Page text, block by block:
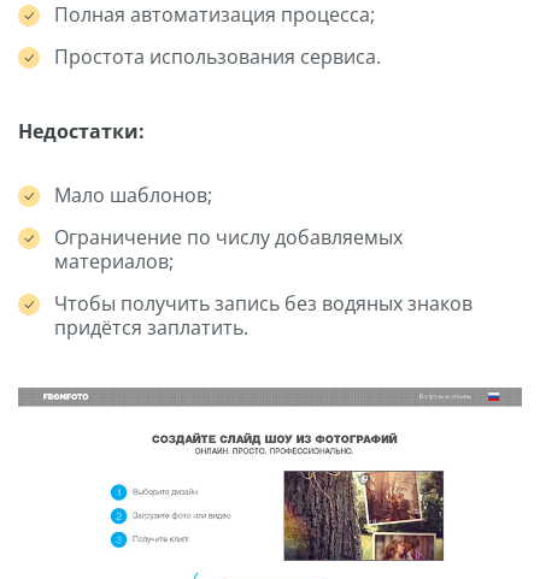
Полная автоматизация процесса;
Простота использования сервиса.
Недостатки:
Мало шаблонов;
Ограничение по числу добавляемых
материалов;
Чтобы получить запись без водяных знаков
придётся заплатить.